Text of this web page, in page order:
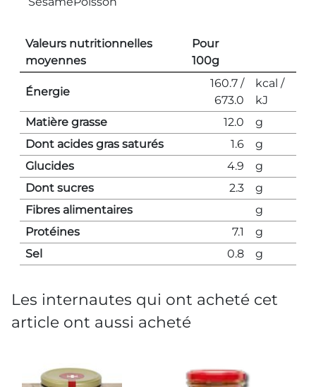
Valeurs nutritionnelles
moyennes
Pour
100g
Énergie
160.7 /
673.0
kcal /
kJ
Matière grasse
12.0
g
Dont acides gras saturés
1.6
g
Glucides
4.9
g
Dont sucres
2.3
g
Fibres alimentaires
g
Protéines
7.1
g
Sel
0.8 g
Les internautes qui ont acheté cet
article ont aussi acheté